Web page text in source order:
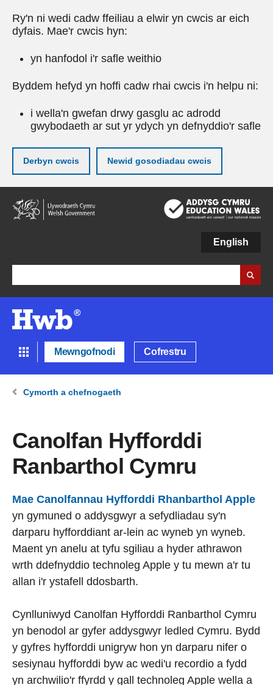
Ry'n ni wedi cadw ffeiliau a elwir yn cwcis ar eich
dyfais. Mae'r cwcis hyn:
yn hanfodol i'r safle weithio
Byddem hefyd yn hoffi cadw rhai cwcis i'n helpu ni:
i wella'n gwefan drwy gasglu ac adrodd
gwybodaeth ar sut yr ydych yn defnyddio'r safle
Derbyn cwcis Newid gosodiadau cwcis
Neidio
i'r
prif
English
Mewngofnodi Cofrestru
Cymorth a chefnogaeth
Canolfan Hyfforddi
Ranbarthol Cymru
Mae Canolfannau Hyfforddi Rhanbarthol Apple
yn gymuned o addysgwyr a sefydliadau sy'n
darparu hyfforddiant ar-lein ac wyneb yn wyneb.
Maent yn anelu at tyfu sgiliau a hyder athrawon
wrth ddefnyddio technoleg Apple y tu mewn a'r tu
allan i'r ystafell ddosbarth.
Cynlluniwyd Canolfan Hyfforddi Ranbarthol Cymru
yn benodol ar gyfer addysgwyr ledled Cymru. Bydd
y gyfres hyfforddi unigryw hon yn darparu nifer o
sesiynau hyfforddi byw ac wedi'u recordio a fydd
yn archwilio'r ffyrdd y gall technoleg Apple wella a